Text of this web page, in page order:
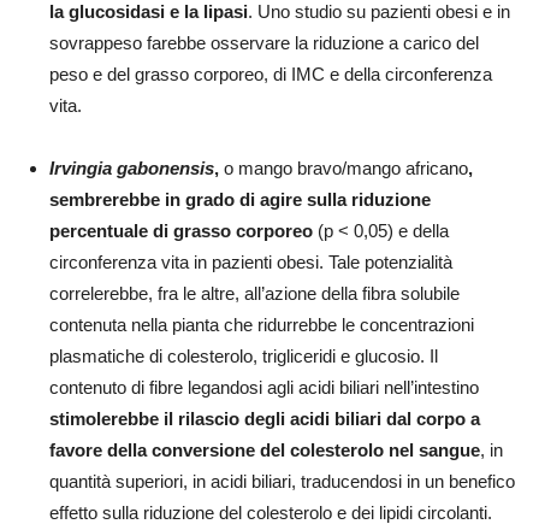
la glucosidasi e la lipasi. Uno studio su pazienti obesi e in
sovrappeso farebbe osservare la riduzione a carico del
peso e del grasso corporeo, di IMC e della circonferenza
vita.
Irvingia gabonensis, o mango bravo/mango africano,
sembrerebbe in grado di agire sulla riduzione
percentuale di grasso corporeo (p < 0,05) e della
circonferenza vita in pazienti obesi. Tale potenzialità
correlerebbe, fra le altre, all’azione della fibra solubile
contenuta nella pianta che ridurrebbe le concentrazioni
plasmatiche di colesterolo, trigliceridi e glucosio. Il
contenuto di fibre legandosi agli acidi biliari nell’intestino
stimolerebbe il rilascio degli acidi biliari dal corpo a
favore della conversione del colesterolo nel sangue, in
quantità superiori, in acidi biliari, traducendosi in un benefico
effetto sulla riduzione del colesterolo e dei lipidi circolanti.